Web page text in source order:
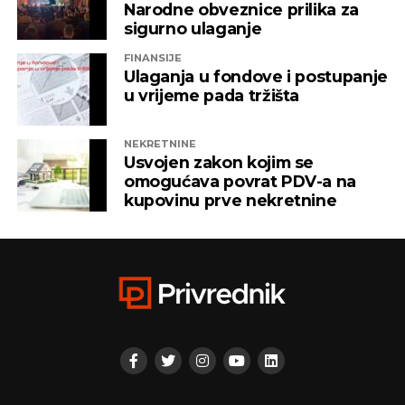
čijem je vlasništvu bila “Una TV”.
Iz “Infinity-ja” su tada saopštili da će bez posla ostati
oko 800 ljudi, a spas su potražili u registrovanju
novih kompanija i promjenama vlasničke strukture,
pretvarajućći dotatašnje rukovodioce u vlasnike.
„Invictus“ su prije mjesec dana osnovali menadžeri
„Prointera“ i „Siriusa”.
REKLAMA
Narodne obveznice prilika za
sigurno ulaganje
FINANSIJE
Ulaganja u fondove i postupanje
u vrijeme pada tržišta
NEKRETNINE
Usvojen zakon kojim se
omogućava povrat PDV-a na
kupovinu prve nekretnine